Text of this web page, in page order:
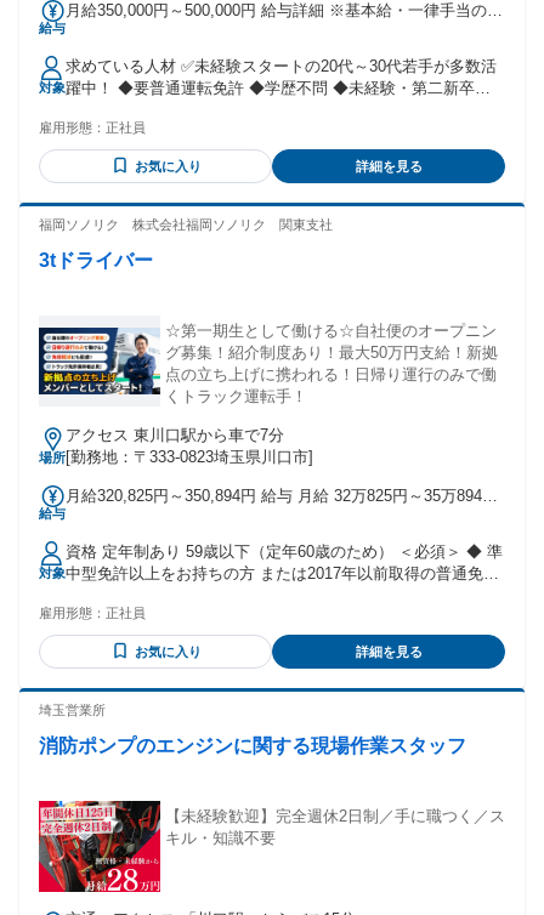
給与
月給350,000円～500,000円 給与詳細 ※基本給・一律手当の総
手当】 全員に一律で支払われる通勤・皆勤・家族手当金額：
なし 全員に一律で支払われるその他手当金額：あり 1ヶ月あ
たり5万円 〜 5万円 ※詳細は面接時にご説明します (残業代・
手当等 規定が細かい為。) ※みなし残業20時間込み (固定残業
当】重労働手当 ★月給35万円＋賞与(年2回) ■昇給年1回(4月)
■賞与年2回(7月／12月) ■時間外手当(超過分) ■子ども手当 (20
歳までの子ども1人あたり／月1万5000円) ■青年生活応援手当
(30歳まで／月2万円) 試用・研修期間：3ヶ月 試用・研修期間
の条件：本採用と同じ
対象
求めている人材 ✅未経験スタートの20代～30代若手が多数活
躍中！ ◆要普通運転免許 ◆学歴不問 ◆未経験・第二新卒歓
ら現場へは車移動のため、運転経験ある方歓迎！ ・業界経験
者は尚優遇 ✅こんな方歓迎！ ・チームで協力するのが好き ・
体を動かす仕事がしたい方 ・ひとりで集中して ものづくりを
造、建設、倉庫、大工、ドライバーなど。
雇用形態： 正社員
お気に入り 詳細を見る
福岡ソノリク 株式会社福岡ソノリク 関東支社
3tドライバー
☆第一期生として働ける☆自社便のオープニン
グ募集！紹介制度あり！最大50万円支給！新拠
点の立ち上げに携われる！日帰り運行のみで働
くトラック運転手！
場所
アクセス 東川口駅から車で7分
[勤務地：〒333-0823埼玉県川口市]
給与
月給320,825円～350,894円 給与 月給 32万825円～35万894円
万8525円～8万5894円（固定残業時間：45時間） 固定残業時
間を超えた勤務時間については別途残業代を支給する ■ 賞与
年2回支給（夏・冬） ■ 固定残業超過分は別途全額支給 ■ 運
行旅費手当 ■ 深夜手当あり（深夜帯は割増支給） ■ 通勤手当
人につき3,000円） ■ リファラル手当あり ドライバー紹介：
合計50万円 交通費：交通費支給
対象
資格 定年制あり 59歳以下（定年60歳のため） ＜必須＞ ◆ 準
中型免許以上をお持ちの方 または2017年以前取得の普通免許
全運転を心掛けられる方 ＜下記職種経験のある方大歓迎！＞
◆ トラックドライバー ◆ 夜間ドライバー ◆ ルート配送ドラ
イバー ◆ ユニックドライバー ◆ 中型ドライバー ◆ 3t・4tド
資格をお持ちの方も大歓迎！＞ ◆ 運行管理者資格をお持ちの
たの“強み”になります／ 新規拠点の立ち上げに携われる！ キ
雇用形態： 正社員
お気に入り 詳細を見る
埼玉営業所
消防ポンプのエンジンに関する現場作業スタッフ
【未経験歓迎】完全週休2日制／手に職つく／ス
キル・知識不要